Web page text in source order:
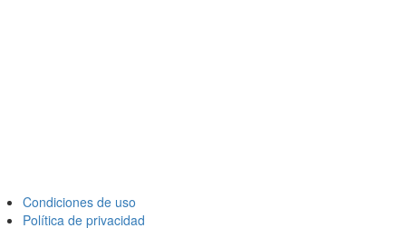
Condiciones de uso
Política de privacidad